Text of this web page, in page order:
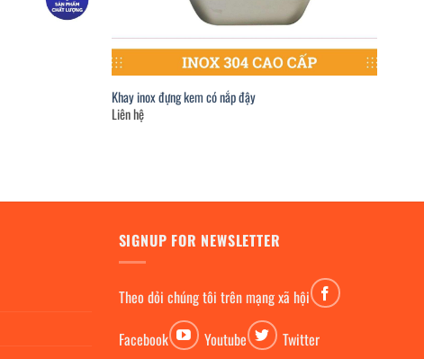
Khay inox đựng kem có nắp đậy
Liên hệ
SIGNUP FOR NEWSLETTER
Theo dỏi chúng tôi trên mạng xã hội
Facebook
Youtube
Twitter